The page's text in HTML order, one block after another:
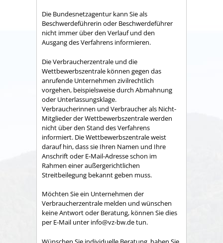
Die Bundesnetzagentur kann Sie als
Beschwerdeführerin oder Beschwerdeführer
nicht immer über den Verlauf und den
Ausgang des Verfahrens informieren.
Die Verbraucherzentrale und die
Wettbewerbszentrale können gegen das
anrufende Unternehmen zivilrechtlich
vorgehen, beispielsweise durch Abmahnung
oder Unterlassungsklage.
Verbraucherinnen und Verbraucher als Nicht-
Mitglieder der Wettbewerbszentrale werden
nicht über den Stand des Verfahrens
informiert. Die Wettbewerbszentrale weist
darauf hin, dass sie Ihren Namen und Ihre
Anschrift oder E-Mail-Adresse schon im
Rahmen einer außergerichtlichen
Streitbeilegung bekannt geben muss.
Möchten Sie ein Unternehmen der
Verbraucherzentrale melden und wünschen
keine Antwort oder Beratung, können Sie dies
per E-Mail unter info@vz-bw.de tun.